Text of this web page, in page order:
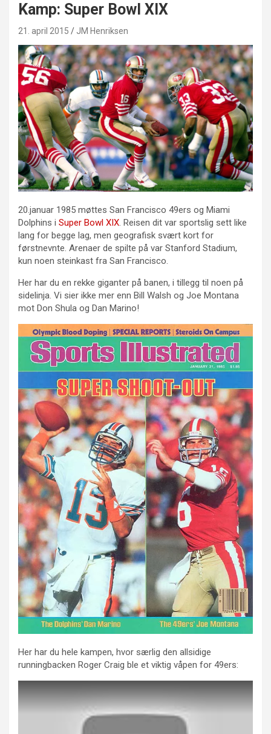
Kamp: Super Bowl XIX
21. april 2015 JM Henriksen
20.januar 1985 møttes San Francisco 49ers og Miami
Dolphins i Super Bowl XIX. Reisen dit var sportslig sett like
lang for begge lag, men geografisk svært kort for
førstnevnte. Arenaer de spilte på var Stanford Stadium,
kun noen steinkast fra San Francisco.
Her har du en rekke giganter på banen, i tillegg til noen på
sidelinja. Vi sier ikke mer enn Bill Walsh og Joe Montana
mot Don Shula og Dan Marino!
Her har du hele kampen, hvor særlig den allsidige
runningbacken Roger Craig ble et viktig våpen for 49ers: